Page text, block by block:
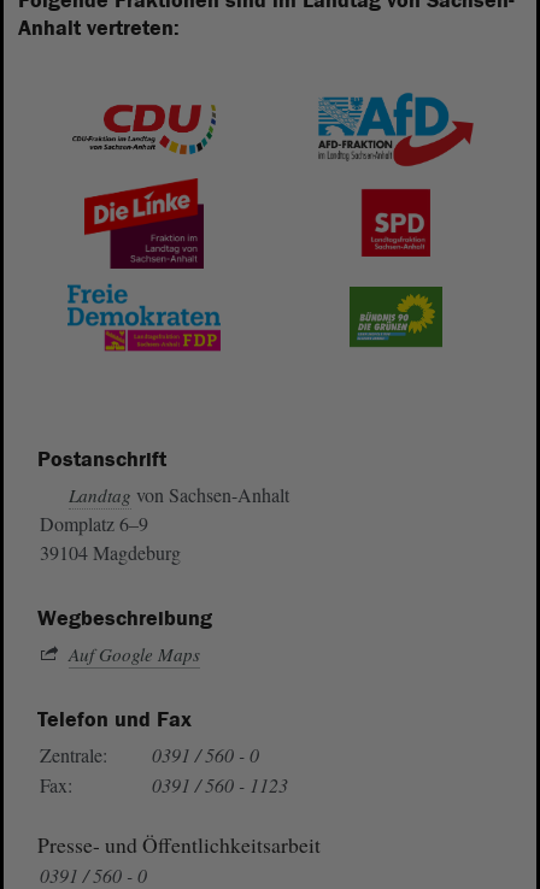
Anhalt vertreten:
Postanschrift
Landtag von Sachsen-Anhalt
Domplatz 6–9
39104 Magdeburg
Wegbeschreibung
Auf Google Maps
Telefon und Fax
Zentrale:
0391 / 560 - 0
Fax:
0391 / 560 - 1123
Presse- und Öffentlichkeitsarbeit
0391 / 560 - 0